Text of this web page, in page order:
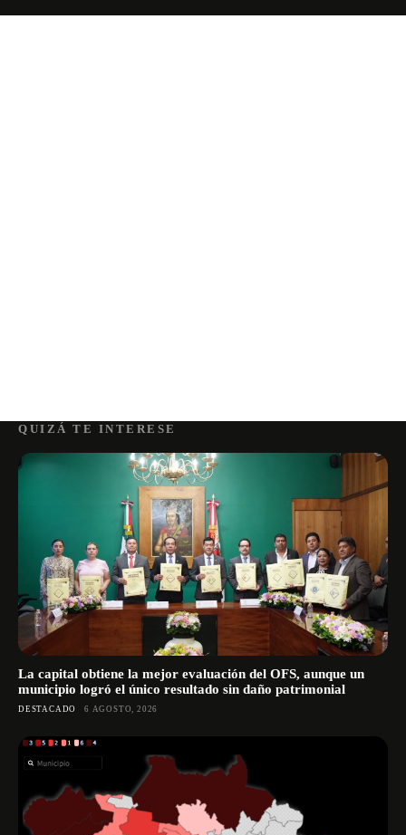
QUIZÁ TE INTERESE
La capital obtiene la mejor evaluación del OFS, aunque un
municipio logró el único resultado sin daño patrimonial
DESTACADO 6 AGOSTO, 2026